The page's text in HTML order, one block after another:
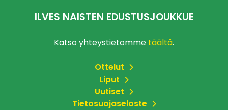
ILVES NAISTEN EDUSTUSJOUKKUE
Katso yhteystietomme täältä.
Ottelut
Liput
Uutiset
Tietosuojaseloste